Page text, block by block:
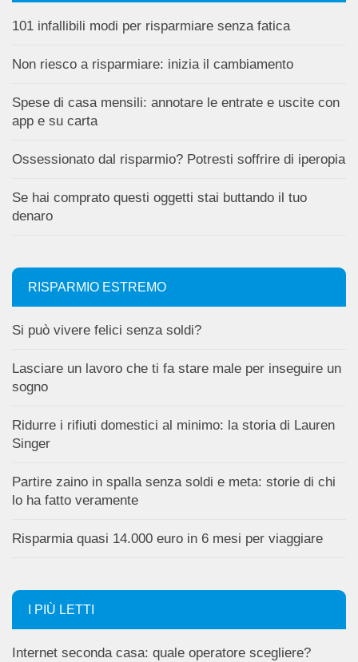
101 infallibili modi per risparmiare senza fatica
Non riesco a risparmiare: inizia il cambiamento
Spese di casa mensili: annotare le entrate e uscite con
app e su carta
Ossessionato dal risparmio? Potresti soffrire di iperopia
Se hai comprato questi oggetti stai buttando il tuo
denaro
RISPARMIO ESTREMO
Si può vivere felici senza soldi?
Lasciare un lavoro che ti fa stare male per inseguire un
sogno
Ridurre i rifiuti domestici al minimo: la storia di Lauren
Singer
Partire zaino in spalla senza soldi e meta: storie di chi
lo ha fatto veramente
Risparmia quasi 14.000 euro in 6 mesi per viaggiare
I PIÙ LETTI
Internet seconda casa: quale operatore scegliere?